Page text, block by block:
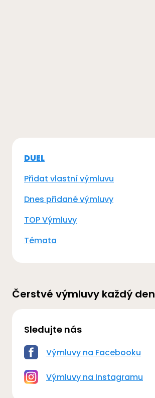
DUEL
Přidat vlastní výmluvu
Dnes přidané výmluvy
TOP Výmluvy
Témata
Čerstvé výmluvy každý den
Sledujte nás
Výmluvy na Facebooku
Výmluvy na Instagramu